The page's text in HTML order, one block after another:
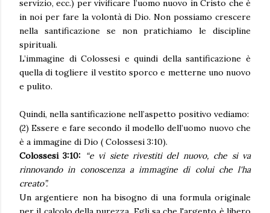
servizio, ecc.) per vivificare l’uomo nuovo in Cristo che è
in noi per fare la volontà di Dio. Non possiamo crescere
nella santificazione se non pratichiamo le discipline
spirituali.
L’immagine di Colossesi e quindi della santificazione è
quella di togliere il vestito sporco e metterne uno nuovo
e pulito.
Quindi, nella santificazione nell’aspetto positivo vediamo:
(2) Essere e fare secondo il modello dell’uomo nuovo che
è a immagine di Dio ( Colossesi 3:10).
Colossesi 3:10: “e vi siete rivestiti del nuovo, che si va
rinnovando in conoscenza a immagine di colui che l'ha
creato”.
Un argentiere non ha bisogno di una formula originale